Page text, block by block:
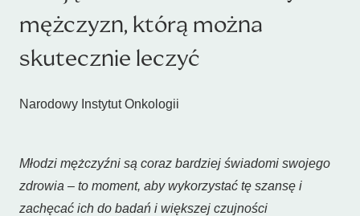
mężczyzn, którą można
skutecznie leczyć
Narodowy Instytut Onkologii
Młodzi mężczyźni są coraz bardziej świadomi swojego
zdrowia – to moment, aby wykorzystać tę szansę i
zachęcać ich do badań i większej czujności